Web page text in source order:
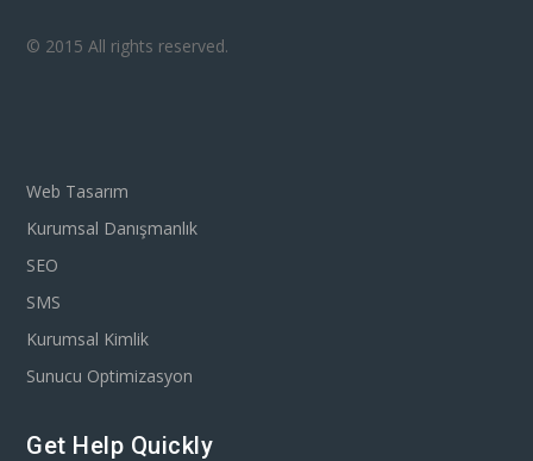
© 2015 All rights reserved.
Web Tasarım
Kurumsal Danışmanlık
SEO
SMS
Kurumsal Kimlik
Sunucu Optimizasyon
Get Help Quickly